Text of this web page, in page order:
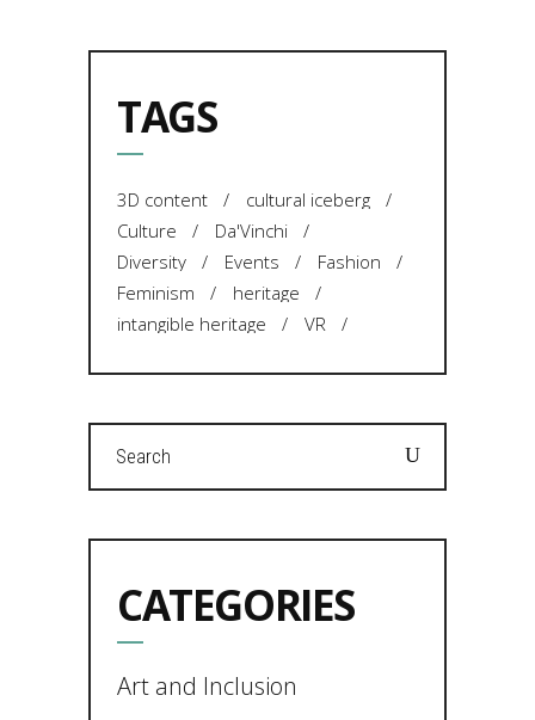
TAGS
3D content
cultural iceberg
Culture
Da'Vinchi
Diversity
Events
Fashion
Feminism
heritage
intangible heritage
VR
CATEGORIES
Art and Inclusion